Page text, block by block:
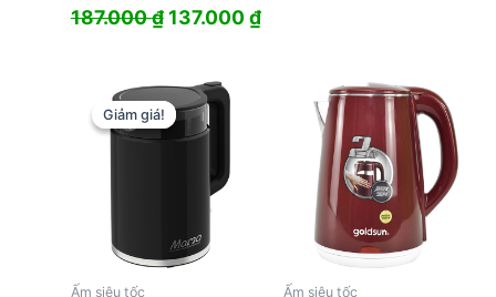
187.000₫ Giá
187.000 ₫.
137.000₫Giá
137.000 ₫.
Giảm giá!
Giảm giá!
Ấm siêu tốc Ấm siêu tốc